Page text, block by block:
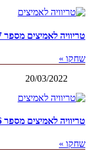
טריוויה לאמיצים מספר 47
שחקו »
20/03/2022
טריוויה לאמיצים מספר 46
שחקו »